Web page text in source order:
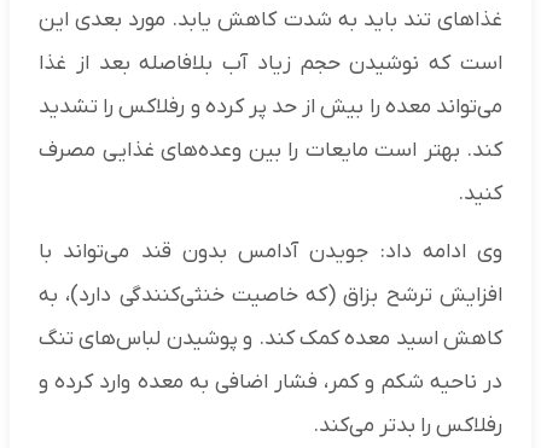
غذاهای تند باید به شدت کاهش یابد. مورد بعدی این
است که نوشیدن حجم زیاد آب بلافاصله بعد از غذا
می‌تواند معده را بیش از حد پر کرده و رفلاکس را تشدید
کند. بهتر است مایعات را بین وعده‌های غذایی مصرف
کنید.
وی ادامه داد: جویدن آدامس بدون قند می‌تواند با
افزایش ترشح بزاق (که خاصیت خنثی‌کنندگی دارد)، به
کاهش اسید معده کمک کند. و پوشیدن لباس‌های تنگ
در ناحیه شکم و کمر، فشار اضافی به معده وارد کرده و
رفلاکس را بدتر می‌کند.